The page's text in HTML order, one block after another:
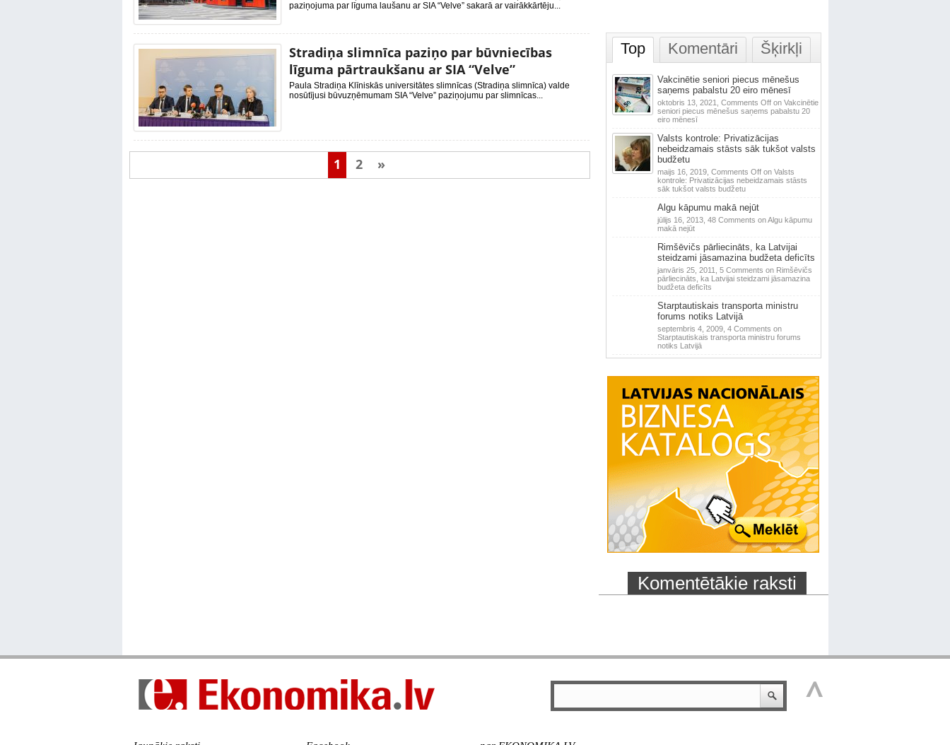
paziņojuma par līguma laušanu ar SIA “Velve” sakarā ar vairākkārtēju...
Stradiņa slimnīca paziņo par būvniecības
līguma pārtraukšanu ar SIA “Velve”
Paula Stradiņa Klīniskās universitātes slimnīcas (Stradiņa slimnīca) valde
nosūtījusi būvuzņēmumam SIA “Velve” paziņojumu par slimnīcas...
1 2 »
Top Komentāri Šķirkļi
Vakcinētie seniori piecus mēnešus
saņems pabalstu 20 eiro mēnesī
oktobris 13, 2021, Comments Offon Vakcinētie
seniori piecus mēnešus saņems pabalstu 20
eiro mēnesī
Valsts kontrole: Privatizācijas
nebeidzamais stāsts sāk tukšot valsts
budžetu
maijs 16, 2019, Comments Offon Valsts
kontrole: Privatizācijas nebeidzamais stāsts
sāk tukšot valsts budžetu
Algu kāpumu makā nejūt
jūlijs 16, 2013, 48 Comments on Algu kāpumu
makā nejūt
Rimšēvičs pārliecināts, ka Latvijai
steidzami jāsamazina budžeta deficīts
janvāris 25, 2011, 5 Comments on Rimšēvičs
pārliecināts, ka Latvijai steidzami jāsamazina
budžeta deficīts
Starptautiskais transporta ministru
forums notiks Latvijā
septembris 4, 2009, 4 Comments on
Starptautiskais transporta ministru forums
notiks Latvijā
Komentētākie raksti